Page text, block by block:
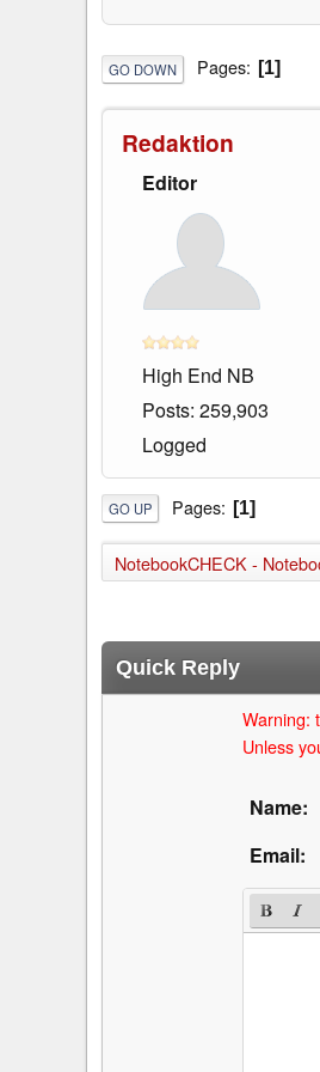
GO DOWN Pages 1
Redaktion
Editor
High End NB
Posts: 259,903
Logged
GO UP Pages 1
NotebookCHECK -
Quick Reply
Warning:
Unless
Name:
Email: